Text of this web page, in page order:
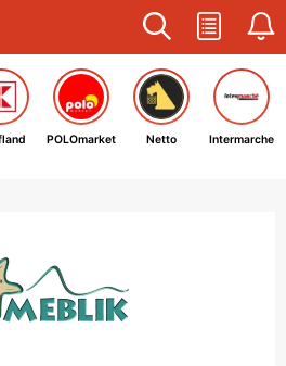
POLOmarket Netto Intermarche